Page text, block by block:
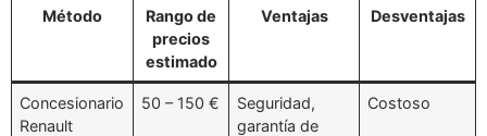
Método
Rango de
precios
estimado
Ventajas Desventajas
Concesionario
Renault
50 – 150 €
Seguridad,
garantía de
Costoso